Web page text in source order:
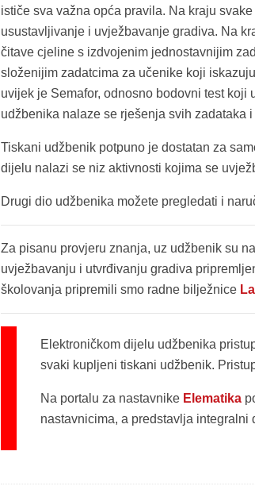
ističe sva važna opća pravila. Na kraju
usustavljivanje i uvježbavanje gradiva. Na
čitave cjeline s izdvojenim jednostavnijim
složenijim zadatcima za učenike koji
uvijek je Semafor, odnosno bodovni test
udžbenika nalaze se rješenja svih zadataka
Tiskani udžbenik potpuno je dostatan za
dijelu nalazi se niz aktivnosti kojima se
Drugi dio udžbenika možete pregledati i
Za pisanu provjeru znanja, uz udžbenik su
uvježbavanju i utvrđivanju gradiva
školovanja pripremili smo radne bilježnice
Elektroničkom dijelu udžbenika
svaki kupljeni tiskani udžbenik.
Na portalu za nastavnike Elematika
nastavnicima, a predstavlja integralni